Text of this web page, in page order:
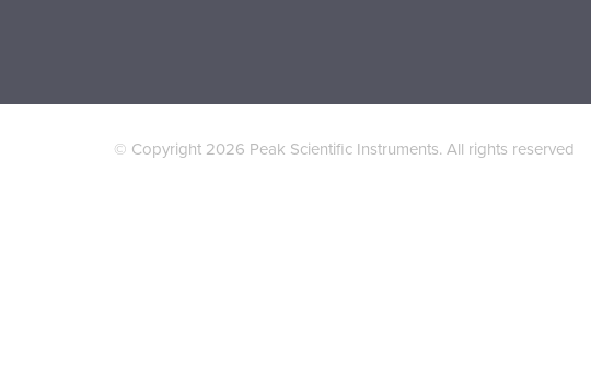
© Copyright 2026 Peak Scientific Instruments. All rights reserved